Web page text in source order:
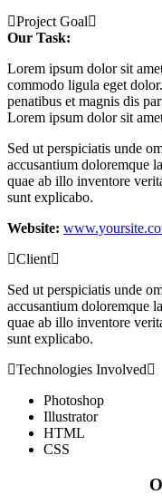
Project Goal
Our Task:
Lorem ipsum dolor sit
commodo ligula eget
penatibus et magnis dis
Lorem ipsum dolor sit
Sed ut perspiciatis unde
accusantium doloremque
quae ab illo inventore
sunt explicabo.
Website:
Client
Sed ut perspiciatis unde
accusantium doloremque
quae ab illo inventore
sunt explicabo.
Technologies Involved
Photoshop
Illustrator
HTML
CSS